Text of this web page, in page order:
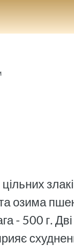
озима
- 500 г.